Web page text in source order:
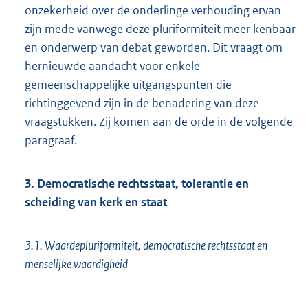
onzekerheid over de onderlinge verhouding ervan
zijn mede vanwege deze pluriformiteit meer kenbaar
en onderwerp van debat geworden. Dit vraagt om
hernieuwde aandacht voor enkele
gemeenschappelijke uitgangspunten die
richtinggevend zijn in de benadering van deze
vraagstukken. Zij komen aan de orde in de volgende
paragraaf.
3. Democratische rechtsstaat, tolerantie en
scheiding van kerk en staat
3.1. Waardepluriformiteit, democratische rechtsstaat en
menselijke waardigheid